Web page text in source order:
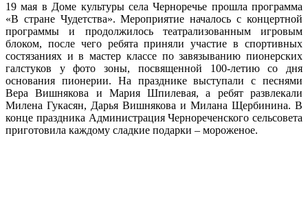
19 мая в Доме культуры села Черноречье прошла программа
«В стране Чудетства». Мероприятие началось с концертной
программы и продолжилось театрализованным игровым
блоком, после чего ребята приняли участие в спортивных
состязаниях и в мастер классе по завязыванию пионерских
галстуков у фото зоны, посвященной 100-летию со дня
основания пионерии. На празднике выступали с песнями
Вера Вишнякова и Мария Шпилевая, а ребят развлекали
Милена Гукасян, Дарья Вишнякова и Милана Щербинина. В
конце праздника Администрация Чернореченского сельсовета
приготовила каждому сладкие подарки – мороженое.